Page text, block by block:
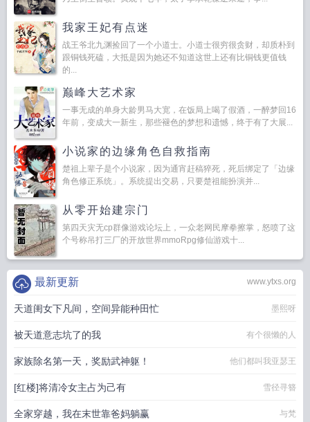
我家王妃有点迷
战王爷北九渊捡回了一个小道士。小道士很穷很贪财，却质朴到
跟铜钱死磕，大抵是因为她还不知道这世上还有比铜钱更值钱
的...
巅峰大艺术家
一事无成的单身大龄男马大宽，在饭局上喝了假酒，一醉梦回16
年前，变成大一新生，那些褪色的梦想和遗憾，终于有了大展...
小说家的边缘角色自救指南
楚祖上辈子是个小说家，因为通宵赶稿猝死，死后绑定了「边缘
角色修正系统」。系统提出交易，只要楚祖能扮演并...
从零开始建宗门
第四天灾无cp群像游戏论坛上，一众老网民摩拳擦掌，怒喷了这
个号称吊打三厂的开放世界mmoRpg修仙游戏十...
www.ytxs.org
最新更新
天道闺女下凡间，空间异能种田忙 墨熙呀
被天道意志坑了的我 有个很懒的人
家族除名第一天，奖励武神躯！ 他们都叫我亚瑟王
[红楼]将清冷女主占为己有 雪径寻簪
全家穿越，我在末世靠爸妈躺赢 与梵